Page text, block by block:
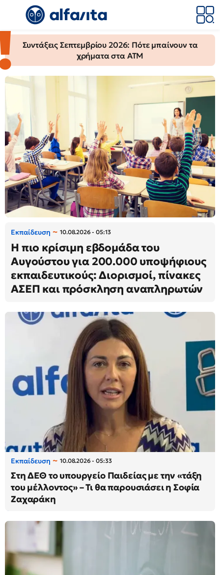
AlfaVita
-
Ειδήσεις
για
την
εκπαίδευση
Συντάξεις Σεπτεμβρίου 2026: Πότε μπαίνουν τα
χρήματα στα ΑΤΜ
Εκπαίδευση 10.08.2026 - 05:13
Η πιο κρίσιμη εβδομάδα του
Αυγούστου για 200.000 υποψήφιους
εκπαιδευτικούς: Διορισμοί, πίνακες
ΑΣΕΠ και πρόσκληση αναπληρωτών
Εκπαίδευση 10.08.2026 - 05:33
Στη ΔΕΘ το υπουργείο Παιδείας με την «τάξη
του μέλλοντος» – Τι θα παρουσιάσει η Σοφία
Ζαχαράκη